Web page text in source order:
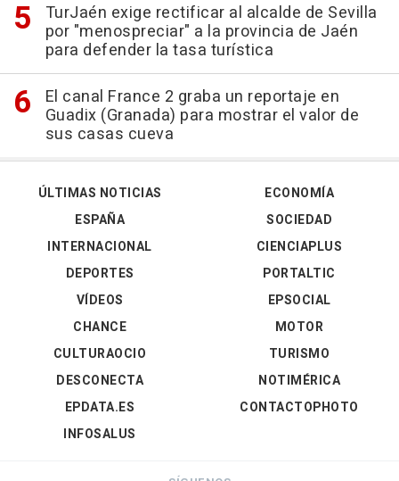
TurJaén exige rectificar al alcalde de Sevilla
por "menospreciar" a la provincia de Jaén
para defender la tasa turística
El canal France 2 graba un reportaje en
Guadix (Granada) para mostrar el valor de
sus casas cueva
ÚLTIMAS NOTICIAS
ESPAÑA
INTERNACIONAL
DEPORTES
VÍDEOS
ECONOMÍA
SOCIEDAD
CIENCIAPLUS
PORTALTIC
EPSOCIAL
CHANCE
CULTURAOCIO
DESCONECTA
EPDATA.ES
INFOSALUS
MOTOR
TURISMO
NOTIMÉRICA
CONTACTOPHOTO